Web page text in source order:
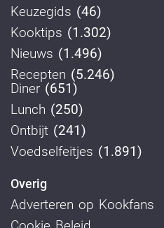
Keuzegids (46)
Kooktips (1.302)
Nieuws (1.496)
Recepten (5.246)
Diner (651)
Lunch (250)
Ontbijt (241)
Voedselfeitjes (1.891)
Overig
Adverteren op Kookfans